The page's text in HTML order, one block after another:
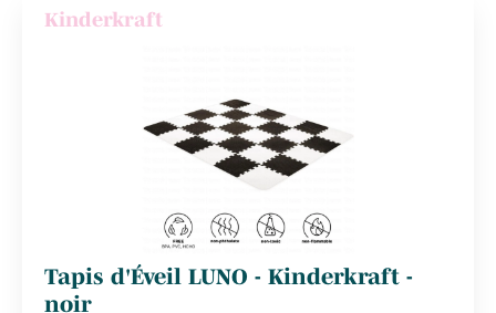
Kinderkraft
Tapis d'Éveil LUNO - Kinderkraft -
noir